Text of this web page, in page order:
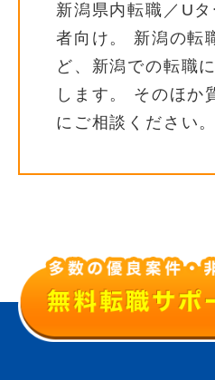
新潟県内転職／U
者向け。 新潟の転
ど、新潟での転職
します。 そのほか
にご相談ください。